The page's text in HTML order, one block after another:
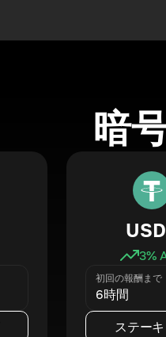
暗
3%
初回の報酬まで
6時間
ステー